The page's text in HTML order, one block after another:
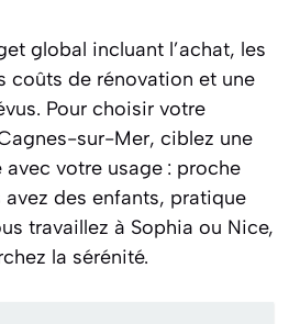
global incluant l’achat, les
coûts de rénovation et une
Pour choisir votre
sur-Mer, ciblez une
votre usage : proche
des enfants, pratique
travaillez à Sophia ou Nice,
la sérénité.